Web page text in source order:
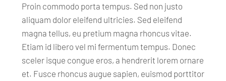
Proin commodo porta tempus. Sed non justo
aliquam dolor eleifend ultricies. Sed eleifend
magna tellus, eu pretium magna rhoncus vitae.
Etiam id libero vel mi fermentum tempus. Donec
sceler isque congue eros, a hendrerit lorem ornare
et. Fusce rhoncus augue sapien, euismod porttitor